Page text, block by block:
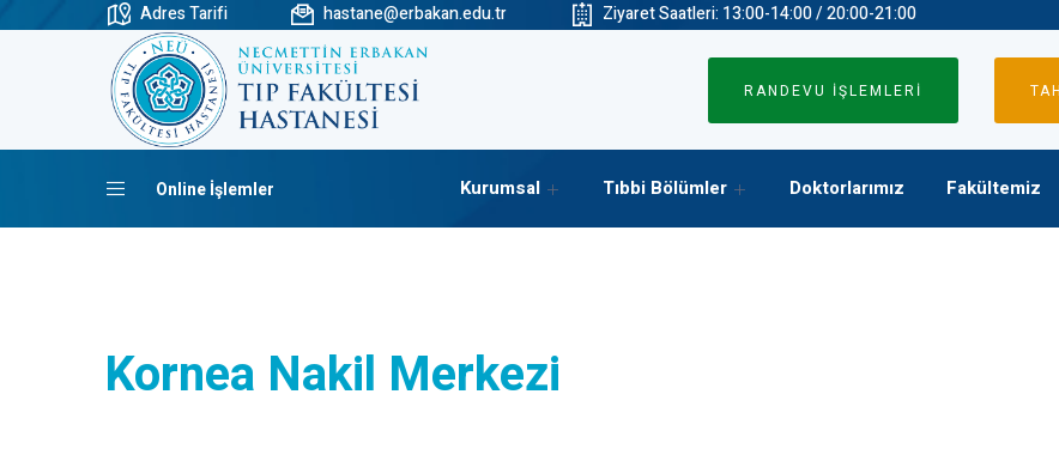
Adres Tarifi hastane@erbakan.edu.tr Ziyaret Saatleri: 13:00-14:00 / 20:00-21:00
RANDEVU İŞLEMLERİ
Online İşlemler Kurumsal Tıbbi Bölümler Doktorlarımız Fakültemiz
Kornea Nakil Merkezi